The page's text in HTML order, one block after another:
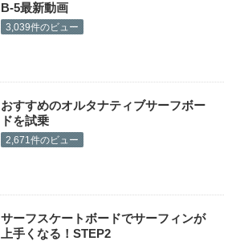
B-5最新動画
3,039件のビュー
おすすめのオルタナティブサーフボー
ドを試乗
2,671件のビュー
サーフスケートボードでサーフィンが
上手くなる！STEP2